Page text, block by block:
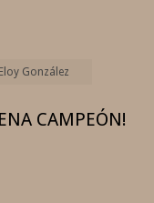
González
CAMPEÓN!